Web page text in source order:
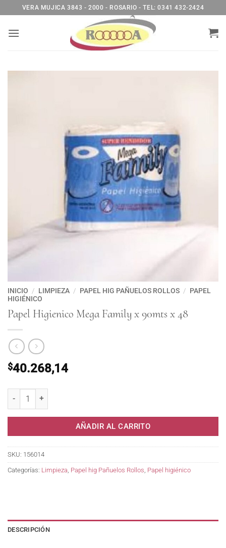
al
contenido
VERA MUJICA 3843 - 2000 - ROSARIO - TEL: 0341 432-2424
INICIO / LIMPIEZA / PAPEL HIG PAÑUELOS ROLLOS / PAPEL
HIGIÉNICO
Papel Higienico Mega Family x 90mts x 48
$40.268,14
AÑADIR AL CARRITO
SKU: 156014
Categorías: Limpieza, Papel hig Pañuelos Rollos, Papel higiénico
DESCRIPCIÓN